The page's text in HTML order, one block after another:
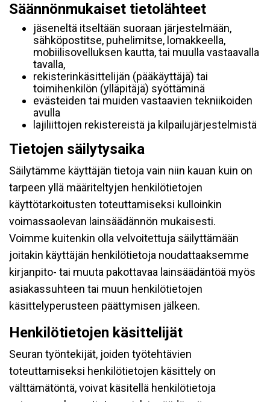
Säännönmukaiset tietolähteet
jäseneltä itseltään suoraan järjestelmään,
sähköpostitse, puhelimitse, lomakkeella,
mobiilisovelluksen kautta, tai muulla vastaavalla
tavalla,
rekisterinkäsittelijän (pääkäyttäjä) tai
toimihenkilön (ylläpitäjä) syöttäminä
evästeiden tai muiden vastaavien tekniikoiden
avulla
lajiliittojen rekistereistä ja kilpailujärjestelmistä
Tietojen säilytysaika
Säilytämme käyttäjän tietoja vain niin kauan kuin on
tarpeen yllä määriteltyjen henkilötietojen
käyttötarkoitusten toteuttamiseksi kulloinkin
voimassaolevan lainsäädännön mukaisesti.
Voimme kuitenkin olla velvoitettuja säilyttämään
joitakin käyttäjän henkilötietoja noudattaaksemme
kirjanpito- tai muuta pakottavaa lainsäädäntöä myös
asiakassuhteen tai muun henkilötietojen
käsittelyperusteen päättymisen jälkeen.
Henkilötietojen käsittelijät
Seuran työntekijät, joiden työtehtävien
toteuttamiseksi henkilötietojen käsittely on
välttämätöntä, voivat käsitellä henkilötietoja